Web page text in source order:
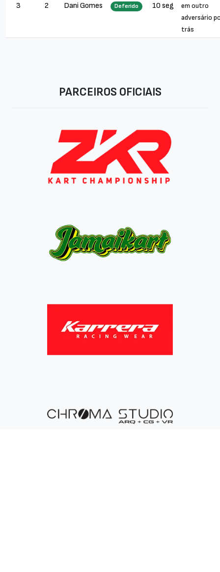
3 2 Dani Gomes Deferido 10 seg
em outro
adversário
trás
PARCEIROS OFICIAIS